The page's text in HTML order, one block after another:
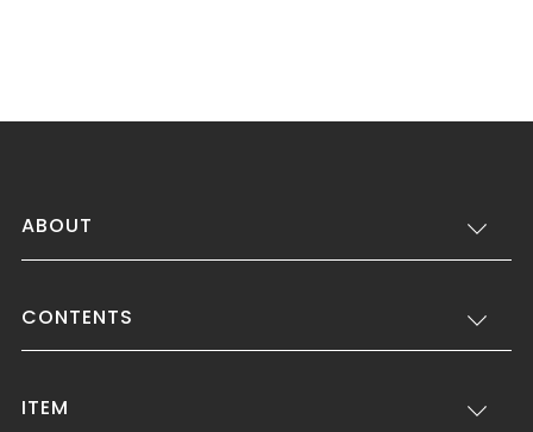
ABOUT
CONTENTS
ITEM